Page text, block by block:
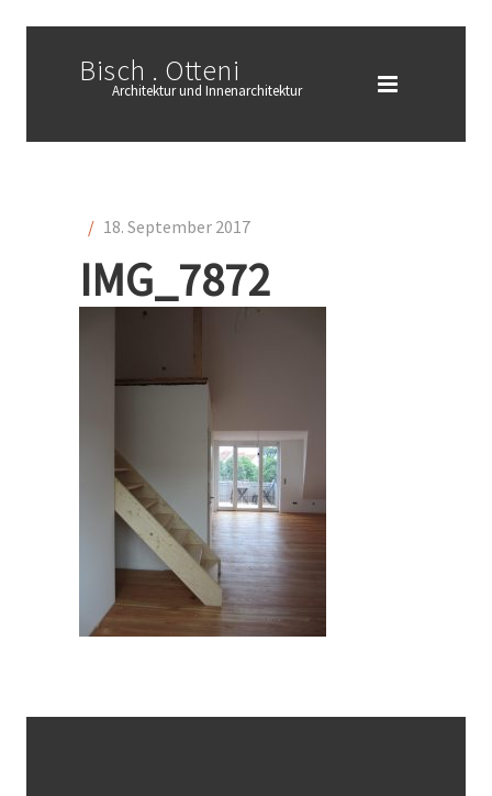
Bisch . Otteni
Architektur und Innenarchitektur
/ 18. September 2017
IMG_7872